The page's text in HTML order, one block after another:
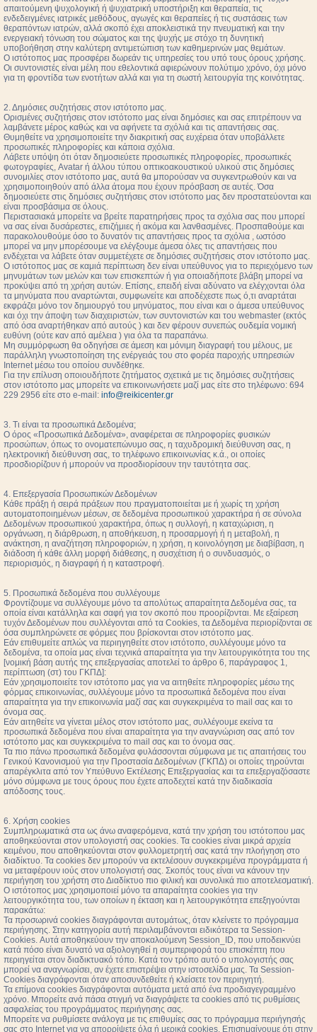
απαιτούμενη ψυχολογική ή ψυχιατρική υποστήριξη και θεραπεία, τις
ενδεδειγμένες ιατρικές μεθόδους, αγωγές και θεραπείες ή τις συστάσεις των
θεραπόντων ιατρών, αλλά σκοπό έχει αποκλειστικά την πνευματική και την
ενεργειακή τόνωση του σώματος και της ψυχής με στόχο τη δυνητική
υποβοήθηση στην καλύτερη αντιμετώπιση των καθημερινών μας θεμάτων.
Ο ιστότοπος μας προσφέρει δωρεάν τις υπηρεσίες του υπό τους όρους χρήσης.
Οι συντονιστές είναι μέλη που εθελοντικά αφιερώνουν πολύτιμο χρόνο, όχι μόνο
για τη φροντίδα των ενοτήτων αλλά και για τη σωστή λειτουργία της κοινότητας.
2. Δημόσιες συζητήσεις στον ιστότοπο μας.
Ορισμένες συζητήσεις στον ιστότοπο μας είναι δημόσιες και σας επιτρέπουν να
λαμβάνετε μέρος καθώς και να αφήνετε τα σχόλιά και τις απαντήσεις σας.
Θυμηθείτε να χρησιμοποιείτε την διακριτική σας ευχέρεια όταν υποβάλλετε
προσωπικές πληροφορίες και κάποια σχόλια.
Λάβετε υπόψη ότι όταν δημοσιεύετε προσωπικές πληροφορίες, προσωπικές
φωτογραφίες, Avatar ή άλλου τύπου οπτικοακουστικού υλικού στις δημόσιες
συνομιλίες στον ιστότοπο μας, αυτά θα μπορούσαν να συγκεντρωθούν και να
χρησιμοποιηθούν από άλλα άτομα που έχουν πρόσβαση σε αυτές. Όσα
δημοσιεύετε στις δημόσιες συζητήσεις στον ιστότοπο μας δεν προστατεύονται και
είναι προσβάσιμα σε όλους.
Περιστασιακά μπορείτε να βρείτε παρατηρήσεις προς τα σχόλια σας που μπορεί
να σας είναι δυσάρεστες, επιζήμιες ή ακόμα και λανθασμένες. Προσπαθούμε και
παρακολουθούμε όσο το δυνατόν τις απαντήσεις προς τα σχόλια , ωστόσο
μπορεί να μην μπορέσουμε να ελέγξουμε άμεσα όλες τις απαντήσεις που
ενδέχεται να λάβετε όταν συμμετέχετε σε δημόσιες συζητήσεις στον ιστότοπο μας.
Ο ιστότοπος μας σε καμιά περίπτωση δεν είναι υπεύθυνος για το περιεχόμενο των
μηνυμάτων των μελών και των επισκεπτών ή για οποιαδήποτε βλάβη μπορεί να
προκύψει από τη χρήση αυτών. Επίσης, επειδή είναι αδύνατο να ελέγχονται όλα
τα μηνύματα που αναρτώνται, συμφωνείτε και αποδέχεστε πως ό,τι αναρτάται
εκφράζει μόνο τον δημιουργό του μηνύματος, που είναι και ο άμεσα υπεύθυνος
και όχι την άποψη των διαχειριστών, των συντονιστών και του webmaster (εκτός
από όσα αναρτήθηκαν από αυτούς ) και δεν φέρουν συνεπώς ουδεμία νομική
ευθύνη (ούτε καν από αμέλεια ) για όλα τα παραπάνω.
Μη συμμόρφωση θα οδηγήσει σε άμεση και μόνιμη διαγραφή του μέλους, με
παράλληλη γνωστοποίηση της ενέργειάς του στο φορέα παροχής υπηρεσιών
Internet μέσω του οποίου συνδέθηκε.
Για την επίλυση οποιουδήποτε ζητήματος σχετικά με τις δημόσιες συζητήσεις
στον ιστότοπο μας μπορείτε να επικοινωνήσετε μαζί μας είτε στο τηλέφωνο: 694
229 2956 είτε στο e-mail: info@reikicenter.gr
3. Τι είναι τα προσωπικά Δεδομένα;
Ο όρος «Προσωπικά Δεδομένα», αναφέρεται σε πληροφορίες φυσικών
προσώπων, όπως το ονοματεπώνυμο σας, η ταχυδρομική διεύθυνση σας, η
ηλεκτρονική διεύθυνση σας, το τηλέφωνο επικοινωνίας κ.ά., οι οποίες
προσδιορίζουν ή μπορούν να προσδιορίσουν την ταυτότητα σας.
4. Επεξεργασία Προσωπικών Δεδομένων
Κάθε πράξη ή σειρά πράξεων που πραγματοποιείται με ή χωρίς τη χρήση
αυτοματοποιημένων μέσων, σε δεδομένα προσωπικού χαρακτήρα ή σε σύνολα
Δεδομένων προσωπικού χαρακτήρα, όπως η συλλογή, η καταχώριση, η
οργάνωση, η διάρθρωση, η αποθήκευση, η προσαρμογή ή η μεταβολή, η
ανάκτηση, η αναζήτηση πληροφοριών, η χρήση, η κοινολόγηση με διαβίβαση, η
διάδοση ή κάθε άλλη μορφή διάθεσης, η συσχέτιση ή ο συνδυασμός, ο
περιορισμός, η διαγραφή ή η καταστροφή.
5. Προσωπικά δεδομένα που συλλέγουμε
Φροντίζουμε να συλλέγουμε μόνο τα απολύτως απαραίτητα Δεδομένα σας, τα
οποία είναι κατάλληλα και σαφή για τον σκοπό που προορίζονται. Με εξαίρεση
τυχόν Δεδομένων που συλλέγονται από τα Cookies, τα Δεδομένα περιορίζονται σε
όσα συμπληρώνετε σε φόρμες που βρίσκονται στον ιστότοπο μας.
Εάν επιθυμείτε απλώς να περιηγηθείτε στον ιστότοπο, συλλέγουμε μόνο τα
δεδομένα, τα οποία μας είναι τεχνικά απαραίτητα για την λειτουργικότητα του της
[νομική βάση αυτής της επεξεργασίας αποτελεί το άρθρο 6, παράγραφος 1,
περίπτωση (στ) του ΓΚΠΔ]:
Εάν χρησιμοποιείτε τον ιστότοπο μας για να αιτηθείτε πληροφορίες μέσω της
φόρμας επικοινωνίας, συλλέγουμε μόνο τα προσωπικά δεδομένα που είναι
απαραίτητα για την επικοινωνία μαζί σας και συγκεκριμένα το mail σας και το
όνομα σας.
Εάν αιτηθείτε να γίνεται μέλος στον ιστότοπο μας, συλλέγουμε εκείνα τα
προσωπικά δεδομένα που είναι απαραίτητα για την αναγνώριση σας από τον
ιστότοπο μας και συγκεκριμένα το mail σας και το όνομα σας.
Τα πιο πάνω προσωπικά δεδομένα φυλάσσονται σύμφωνα με τις απαιτήσεις του
Γενικού Κανονισμού για την Προστασία Δεδομένων (ΓΚΠΔ) οι οποίες τηρούνται
απαρέγκλιτα από τον Υπεύθυνο Εκτέλεσης Επεξεργασίας και τα επεξεργαζόσαστε
μόνο σύμφωνα με τους όρους που έχετε αποδεχτεί κατά την διαδικασία
απόδοσης τους.
6. Χρήση cookies
Συμπληρωματικά στα ως άνω αναφερόμενα, κατά την χρήση του ιστότοπου μας
αποθηκεύονται στον υπολογιστή σας cookies. Τα cookies είναι μικρά αρχεία
κειμένου, που αποθηκεύονται στον φυλλομετρητή σας κατά την πλοήγηση στο
διαδίκτυο. Τα cookies δεν μπορούν να εκτελέσουν συγκεκριμένα προγράμματα ή
να μεταφέρουν ιούς στον υπολογιστή σας. Σκοπός τους είναι να κάνουν την
περιήγηση του χρήστη στο Διαδίκτυο πιο φιλική και συνολικά πιο αποτελεσματική.
Ο ιστότοπος μας χρησιμοποιεί μόνο τα απαραίτητα cookies για την
λειτουργικότητα του, των οποίων η έκταση και η λειτουργικότητα επεξηγούνται
παρακάτω:
Τα προσωρινά cookies διαγράφονται αυτομάτως, όταν κλείνετε το πρόγραμμα
περιήγησης. Στην κατηγορία αυτή περιλαμβάνονται ειδικότερα τα Session-
Cookies. Αυτά αποθηκεύουν την αποκαλούμενη Session_ID, που υποδεικνύει
κατά πόσο είναι δυνατό να αξιολογηθεί η συμπεριφορά του επισκέπτη που
περιηγείται στον διαδικτυακό τόπο. Κατά τον τρόπο αυτό ο υπολογιστής σας
μπορεί να αναγνωρίσει, αν έχετε επιστρέψει στην ιστοσελίδα μας. Τα Session-
Cookies διαγράφονται όταν αποσυνδεθείτε ή κλείσετε τον περιηγητή.
Τα επίμονα cookies διαγράφονται αυτόματα μετά από ένα προδιαγεγραμμένο
χρόνο. Μπορείτε ανά πάσα στιγμή να διαγράψετε τα cookies από τις ρυθμίσεις
ασφαλείας του προγράμματος περιήγησης σας.
Μπορείτε να ρυθμίσετε ανάλογα με τις επιθυμίες σας το πρόγραμμα περιήγησής
σας στο Internet για να απορρίψετε όλα ή μερικά cookies. Επισημαίνουμε ότι στην